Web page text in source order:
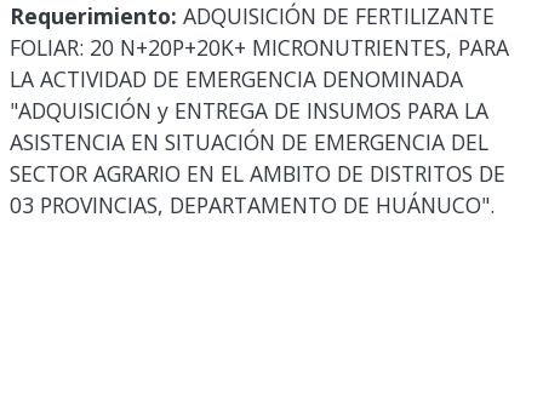
Requerimiento: ADQUISICIÓN DE FERTILIZANTE
FOLIAR: 20 N+20P+20K+ MICRONUTRIENTES, PARA
LA ACTIVIDAD DE EMERGENCIA DENOMINADA
"ADQUISICIÓN y ENTREGA DE INSUMOS PARA LA
ASISTENCIA EN SITUACIÓN DE EMERGENCIA DEL
SECTOR AGRARIO EN EL AMBITO DE DISTRITOS DE
03 PROVINCIAS, DEPARTAMENTO DE HUÁNUCO".